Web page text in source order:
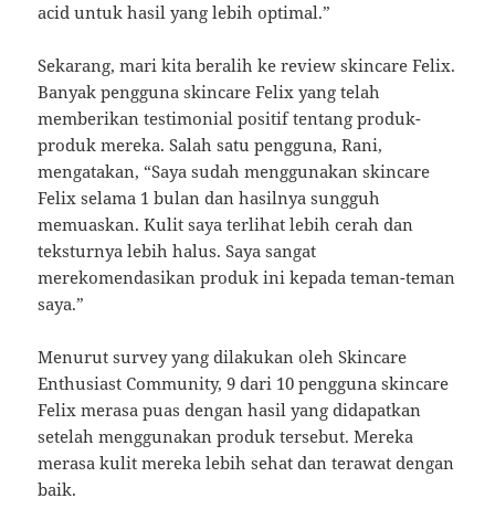
acid untuk hasil yang lebih optimal.”
Sekarang, mari kita beralih ke review skincare Felix.
Banyak pengguna skincare Felix yang telah
memberikan testimonial positif tentang produk-
produk mereka. Salah satu pengguna, Rani,
mengatakan, “Saya sudah menggunakan skincare
Felix selama 1 bulan dan hasilnya sungguh
memuaskan. Kulit saya terlihat lebih cerah dan
teksturnya lebih halus. Saya sangat
merekomendasikan produk ini kepada teman-teman
saya.”
Menurut survey yang dilakukan oleh Skincare
Enthusiast Community, 9 dari 10 pengguna skincare
Felix merasa puas dengan hasil yang didapatkan
setelah menggunakan produk tersebut. Mereka
merasa kulit mereka lebih sehat dan terawat dengan
baik.